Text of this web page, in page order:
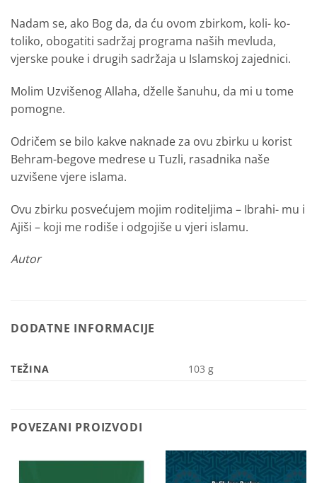
Nadam se, ako Bog da, da ću ovom zbirkom, koli- ko-
toliko, obogatiti sadržaj programa naših mevluda,
vjerske pouke i drugih sadržaja u Islamskoj zajednici.
Molim Uzvišenog Allaha, dželle šanuhu, da mi u tome
pomogne.
Odričem se bilo kakve naknade za ovu zbirku u ko­rist
Behram-begove medrese u Tuzli, rasadnika naše
uzvišene vjere islama.
Ovu zbirku posvećujem mojim roditeljima – Ibrahi- mu i
Ajiši – koji me rodiše i odgojiše u vjeri islamu.
Autor
DODATNE INFORMACIJE
TEŽINA 103 g
POVEZANI PROIZVODI